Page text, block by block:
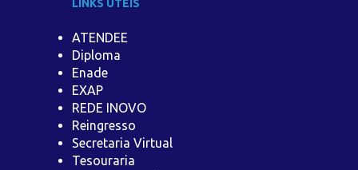
LINKS ÚTEIS
ATENDEE
Diploma
Enade
EXAP
REDE INOVO
Reingresso
Secretaria Virtual
Tesouraria